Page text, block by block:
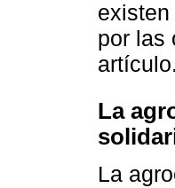
por las
artículo.
La
La